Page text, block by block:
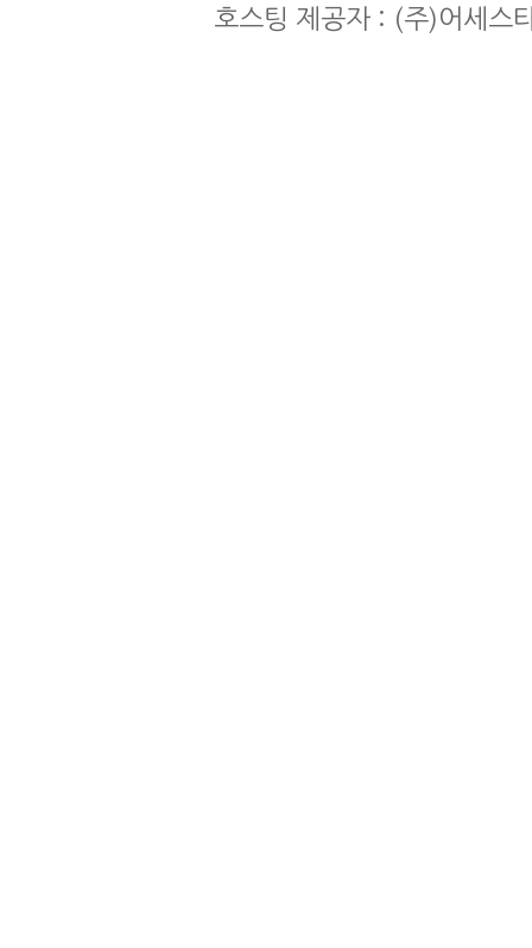
호스팅 제공자 : (주)어세